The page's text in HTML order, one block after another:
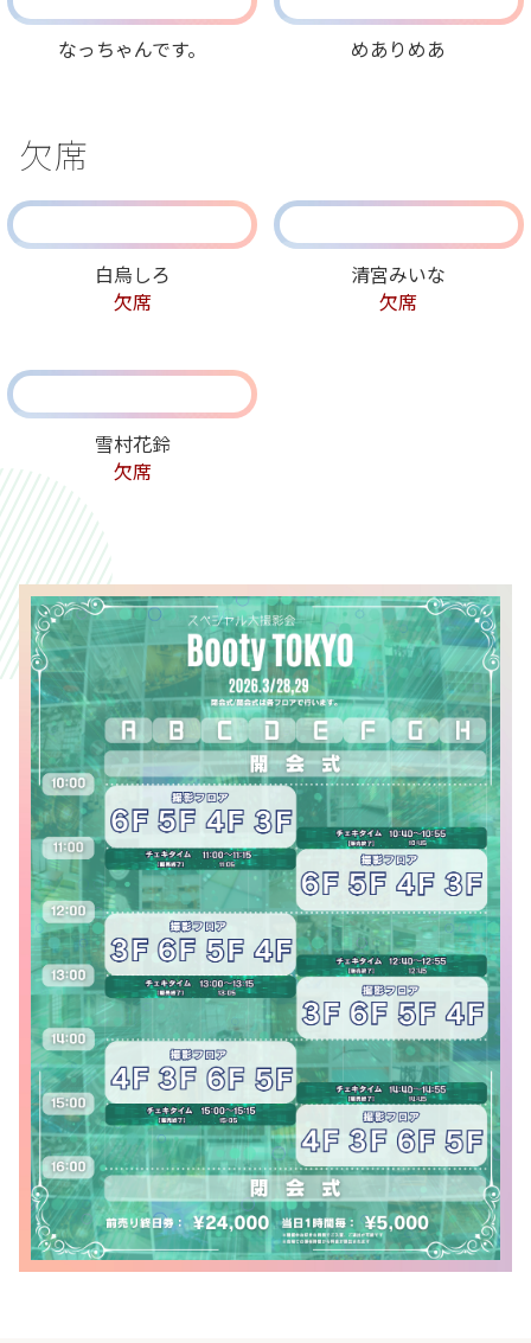
なっちゃんです。 めありめあ
欠席
白烏しろ
欠席
清宮みいな
欠席
雪村花鈴
欠席